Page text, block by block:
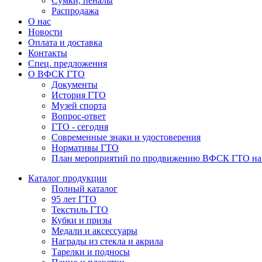
Распродажа
О нас
Новости
Оплата и доставка
Контакты
Спец. предложения
О ВФСК ГТО
Документы
История ГТО
Музей спорта
Вопрос-ответ
ГТО - сегодня
Современные знаки и удостоверения
Нормативы ГТО
План мероприятий по продвижению ВФСК ГТО на
Каталог продукции
Полный каталог
95 лет ГТО
Текстиль ГТО
Кубки и призы
Медали и аксессуары
Награды из стекла и акрила
Тарелки и подносы